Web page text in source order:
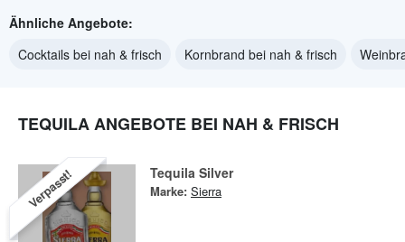
Ähnliche Angebote:
Cocktails bei nah & frisch
Kornbrand bei nah & frisch
TEQUILA ANGEBOTE BEI NAH & FRISCH
Verpasst! Tequila Silver
Marke: Sierra